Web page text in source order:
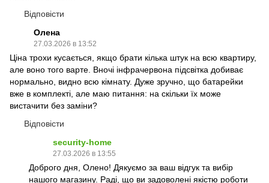
Відповісти
Олена
27.03.2026 в 13:52
Ціна трохи кусається, якщо брати кілька штук на всю квартиру,
але воно того варте. Вночі інфрачервона підсвітка добиває
нормально, видно всю кімнату. Дуже зручно, що батарейки
вже в комплекті, але маю питання: на скільки їх може
вистачити без заміни?
Відповісти
security-home
27.03.2026 в 13:55
Доброго дня, Олено! Дякуємо за ваш відгук та вибір
нашого магазину. Раді, що ви задоволені якістю роботи